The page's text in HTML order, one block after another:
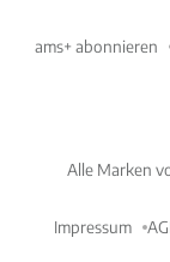
ams+ abonnieren
Alle Marken
Impressum